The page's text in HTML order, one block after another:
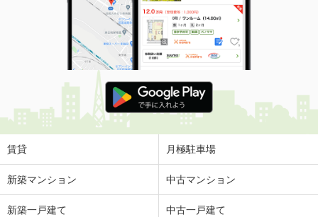
賃貸 月極駐車場
新築マンション 中古マンション
新築一戸建て 中古一戸建て